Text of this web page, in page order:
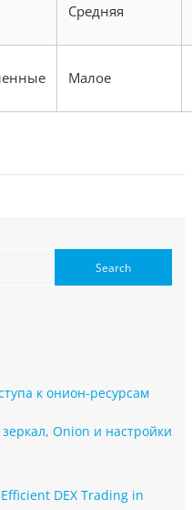
Средняя
Малое
к онион-ресурсам
Onion и настройки
DEX Trading in